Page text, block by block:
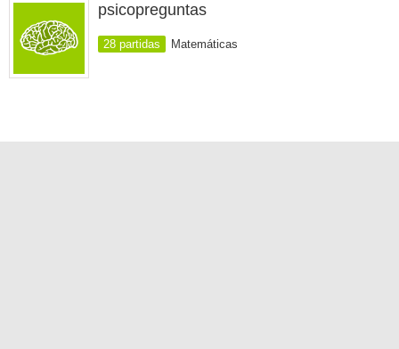
psicopreguntas
28 partidas Matemáticas